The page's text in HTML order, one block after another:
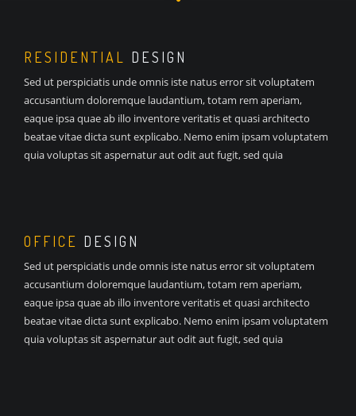
RESIDENTIAL DESIGN
Sed ut perspiciatis unde omnis iste natus error sit voluptatem
accusantium doloremque laudantium, totam rem aperiam,
eaque ipsa quae ab illo inventore veritatis et quasi architecto
beatae vitae dicta sunt explicabo. Nemo enim ipsam voluptatem
quia voluptas sit aspernatur aut odit aut fugit, sed quia
OFFICE DESIGN
Sed ut perspiciatis unde omnis iste natus error sit voluptatem
accusantium doloremque laudantium, totam rem aperiam,
eaque ipsa quae ab illo inventore veritatis et quasi architecto
beatae vitae dicta sunt explicabo. Nemo enim ipsam voluptatem
quia voluptas sit aspernatur aut odit aut fugit, sed quia